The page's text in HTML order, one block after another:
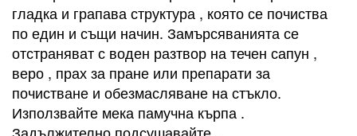
гладка и грапава структура , която се почиства
по един и същи начин. Замърсяванията се
отстраняват с воден разтвор на течен сапун ,
веро , прах за пране или препарати за
почистване и обезмасляване на стъкло.
Използвайте мека памучна кърпа .